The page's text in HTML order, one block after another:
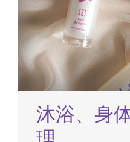
沐浴、身